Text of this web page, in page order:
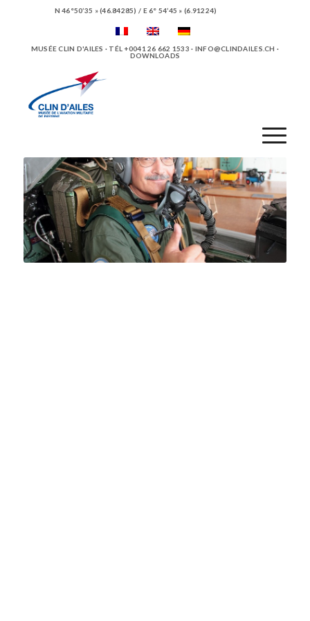
N 46°50’35 » (46.84285) / E 6° 54’45 » (6.91224)
MUSÉE CLIN D'AILES · TÉL +0041 26 662 1533 · INFO@CLINDAILES.CH ·
DOWNLOADS